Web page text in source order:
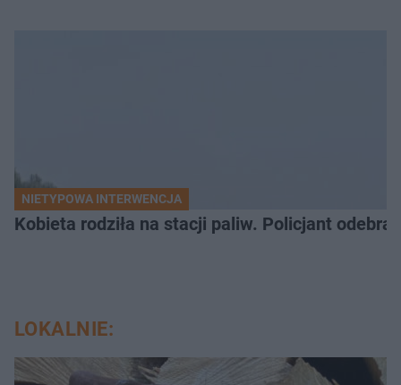
NIETYPOWA INTERWENCJA
Kobieta rodziła na stacji paliw. Policjant
LOKALNIE: